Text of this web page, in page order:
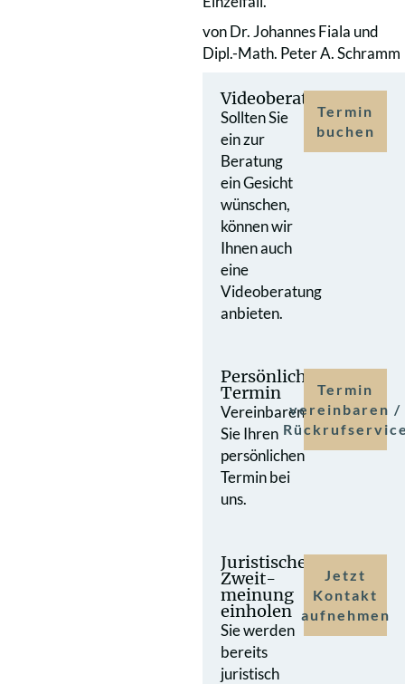
von Dr. Johannes Fiala und
Dipl.-Math. Peter A. Schramm
Videoberatung
Sollten Sie
ein zur
Beratung
ein Gesicht
wünschen,
können wir
Ihnen auch
eine
Videoberatung
anbieten.
Termin
buchen
Persönlicher
Termin
Vereinbaren
Sie Ihren
persönlichen
Termin bei
uns.
Termin
vereinbaren /
Juristische
Zweit­
meinung
einholen
Sie werden
bereits
juristisch
Jetzt
Kontakt
aufnehmen